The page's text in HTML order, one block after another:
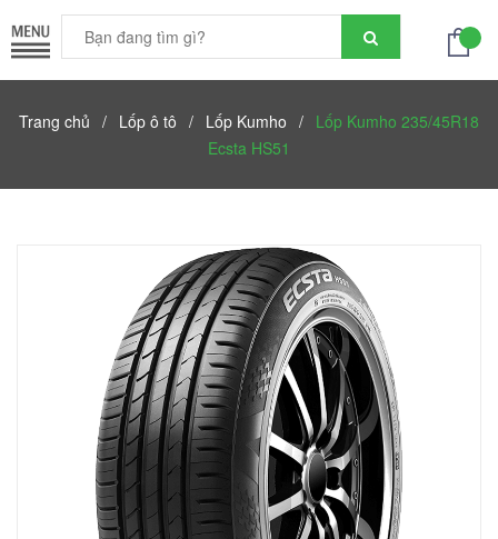
Trang chủ / Lốp ô tô / Lốp Kumho / Lốp Kumho 235/45R18
Ecsta HS51